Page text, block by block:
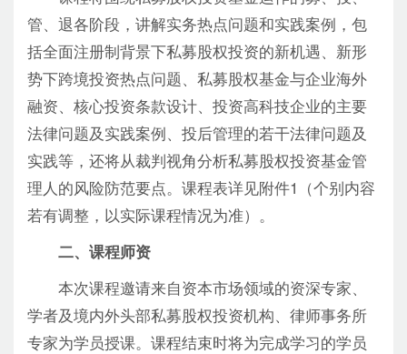
管、退各阶段，讲解实务热点问题和实践案例，包
括全面注册制背景下私募股权投资的新机遇、新形
势下跨境投资热点问题、私募股权基金与企业海外
融资、核心投资条款设计、投资高科技企业的主要
法律问题及实践案例、投后管理的若干法律问题及
实践等，还将从裁判视角分析私募股权投资基金管
理人的风险防范要点。课程表详见附件1（个别内容
若有调整，以实际课程情况为准）。
二、课程师资
本次课程邀请来自资本市场领域的资深专家、
学者及境内外头部私募股权投资机构、律师事务所
专家为学员授课。课程结束时将为完成学习的学员